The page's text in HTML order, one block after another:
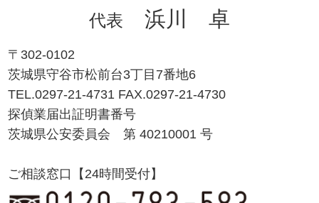
代表 浜川 卓
〒302-0102
茨城県守谷市松前台3丁目7番地6
TEL.0297-21-4731 FAX.0297-21-4730
探偵業届出証明書番号
茨城県公安委員会 第 40210001 号
ご相談窓口【24時間受付】